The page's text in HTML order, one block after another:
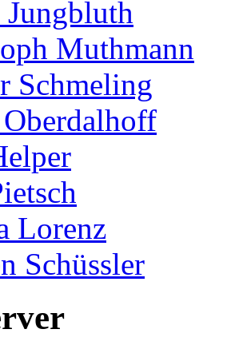
Muthmann
Schmeling
Lorenz
Schüssler